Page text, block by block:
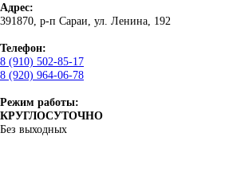
Адрес:
391870, р-п Сараи, ул. Ленина, 192
Телефон:
8 (910) 502-85-17
8 (920) 964-06-78
Режим работы:
КРУГЛОСУТОЧНО
Без выходных